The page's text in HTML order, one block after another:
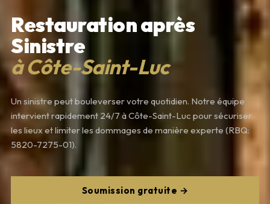
Restauration après
Sinistre
à Côte-Saint-Luc
Un sinistre peut bouleverser votre quotidien. Notre équipe
intervient rapidement 24/7 à Côte-Saint-Luc pour sécuriser
les lieux et limiter les dommages de manière experte (RBQ:
5820-7275-01).
Soumission gratuite →